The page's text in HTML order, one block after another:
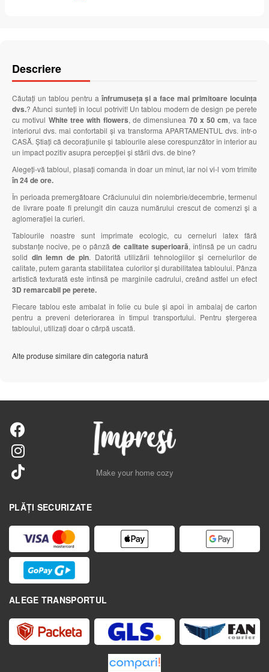
Descriere
Căutați un tablou pentru a înfrumuseța și a face mai primitoare locuința
dvs.? Atunci sunteți în locul potrivit! Un tablou modern de design pe perete
cu motivul White tree with flowers, de dimensiunea 70 x 50 cm, va face
interiorul dvs. mai confortabil și va transforma APARTAMENTUL dvs. într-o
CASĂ. Știați că decorațiunile și tablourile alese corespunzător în interior au
un impact pozitiv asupra percepției și stării dvs. de bine?
Alegeți-vă tabloul, plasați comanda în doar un minut, iar noi vi-l vom trimite
în 24 de ore.
În perioada premergătoare Crăciunului din noiembrie/decembrie, termenul
de livrare poate fi prelungit din cauza numărului crescut de comenzi și a
aglomerației la curieri.
Tablourile noastre sunt imprimate ecologic, cu cerneluri latex fără
substanțe nocive, pe o pânzăde calitate superioară, întinsă pe un cadru
solid din lemn de pin. Datorită utilizării tehnologiilor și cernelurilor de
calitate, putem garanta stabilitatea culorilor și durabilitatea tabloului. Pânza
artistică texturată este întinsă pe marginile cadrului, creând astfel un efect
3D remarcabil pe perete.
Fiecare tablou este ambalat în folie cu bule și apoi în ambalaj de carton
pentru a preveni deteriorarea în timpul transportului. Pentru ștergerea
tabloului, utilizați doar o cârpă uscată.
Alte produse similare din categoria natură
Make your home cozy
PLĂȚI SECURIZATE
ALEGE TRANSPORTUL